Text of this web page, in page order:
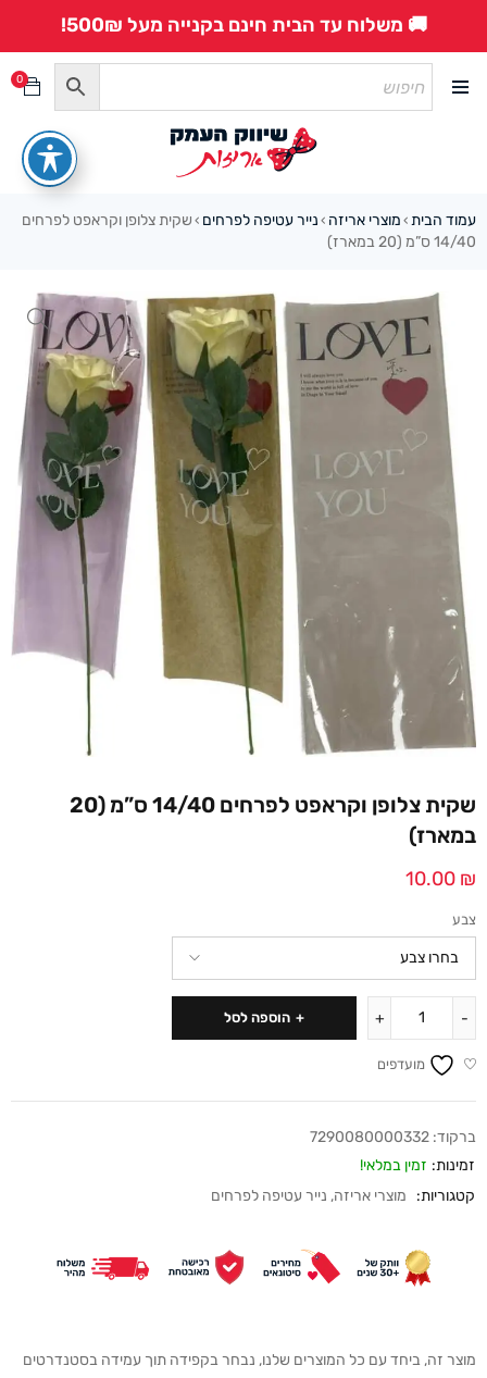
🚚 משלוח עד הבית חינם בקנייה מעל 500₪!
0
עמוד הבית › מוצרי אריזה › נייר עטיפה לפרחים › שקית צלופן וקראפט לפרחים
14/40 ס”מ (20 במארז)
שקית צלופן וקראפט לפרחים 14/40 ס”מ (20
במארז)
10.00 ₪
צבע
הוספה לסל
מועדפים
ברקוד: 7290080000332
זמינות: זמין במלאי!
קטגוריות:
מוצרי אריזה, נייר עטיפה לפרחים
מוצר זה, ביחד עם כל המוצרים שלנו, נבחר בקפידה תוך עמידה בסטנדרטים